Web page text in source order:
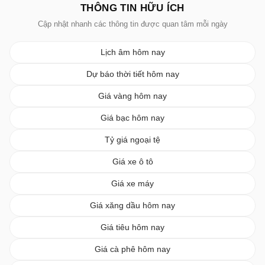
THÔNG TIN HỮU ÍCH
Cập nhật nhanh các thông tin được quan tâm mỗi ngày
Lịch âm hôm nay
Dự báo thời tiết hôm nay
Giá vàng hôm nay
Giá bạc hôm nay
Tỷ giá ngoại tệ
Giá xe ô tô
Giá xe máy
Giá xăng dầu hôm nay
Giá tiêu hôm nay
Giá cà phê hôm nay